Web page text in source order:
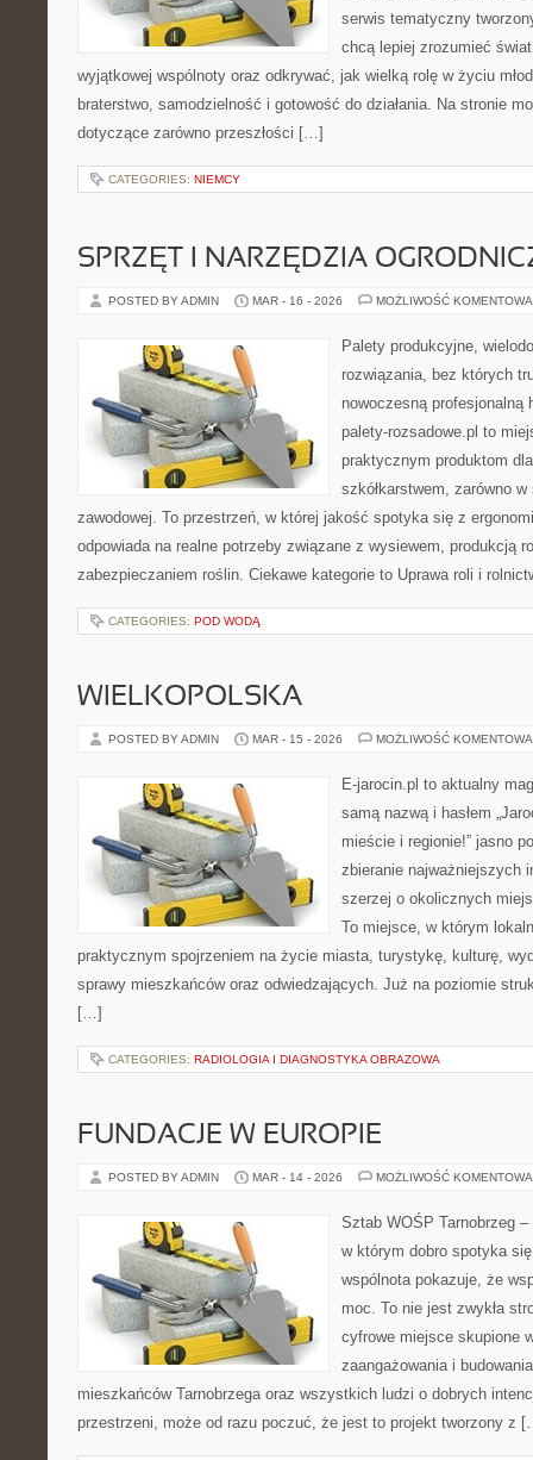
serwis tematyczny
chcą lepiej zrozumieć
wyjątkowej wspólnoty oraz odkrywać, jak wielką rolę w życiu
braterstwo, samodzielność i gotowość do działania. Na stronie
dotyczące zarówno przeszłości […]
CATEGORIES: NIEMCY
SPRZĘT I NARZĘDZIA
POSTED BY ADMIN MAR - 16 - 2026 MOŻLIWOŚĆ
Palety produkcyjne,
rozwiązania, bez których
nowoczesną profesjonalną
palety-rozsadowe.pl to
praktycznym produktom
szkółkarstwem, zarówno
zawodowej. To przestrzeń, w której jakość spotyka się z
odpowiada na realne potrzeby związane z wysiewem, produkcją
zabezpieczaniem roślin. Ciekawe kategorie to Uprawa roli i
CATEGORIES: POD WODĄ
WIELKOPOLSKA
POSTED BY ADMIN MAR - 15 - 2026 MOŻLIWOŚĆ
E-jarocin.pl to aktualny
samą nazwą i hasłem
mieście i regionie!” jasno
zbieranie najważniejszych
szerzej o okolicznych
To miejsce, w którym
praktycznym spojrzeniem na życie miasta, turystykę, kulturę,
sprawy mieszkańców oraz odwiedzających. Już na poziomie
[…]
CATEGORIES: RADIOLOGIA I DIAGNOSTYKA OBRAZOWA
FUNDACJE W EUROPIE
POSTED BY ADMIN MAR - 14 - 2026 MOŻLIWOŚĆ
Sztab WOŚP Tarnobrzeg
w którym dobro spotyka
wspólnota pokazuje, że
moc. To nie jest zwykła
cyfrowe miejsce skupione
zaangażowania i
mieszkańców Tarnobrzega oraz wszystkich ludzi o dobrych
przestrzeni, może od razu poczuć, że jest to projekt tworzony z